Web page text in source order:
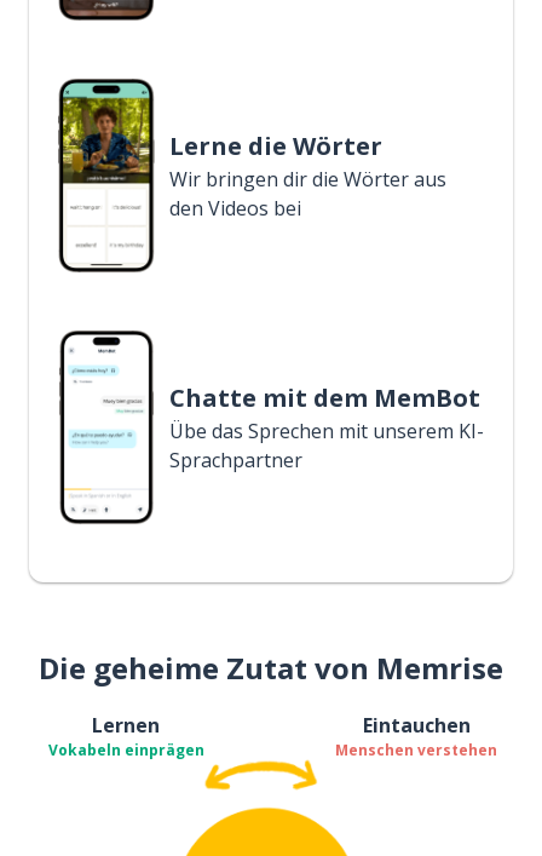
Lerne die Wörter
Wir bringen dir die Wörter aus
den Videos bei
Chatte mit dem MemBot
Übe das Sprechen mit unserem KI-
Sprachpartner
Die geheime Zutat von Memrise
Lernen
Vokabeln einprägen
Eintauchen
Menschen verstehen